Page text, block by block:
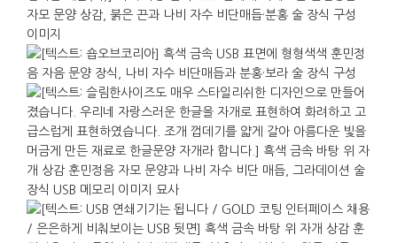
USB로서의 기능도 충분합니다. 자료 파일, 발표 문서,
사진과 영상 등을 손쉽게 전달할 수 있으며, 크기가
작아 휴대가 간편하고 책상 위에 두어도 장식처럼
보입니다. 국제 행사의 웰컴기프트, 기관 방문 기념품,
해외 거래처 답례품 등 격식이 필요한 상황에
어울리며, 외국인 지인에게 부담 없으면서도 의미 있는
선물이 될 수 있습니다. 자개의 광택, 훈민자음 문양,
전통 매듭이 만드는 한국적 요소를 담담하게 담아낸
구성으로, 실용과 기념의 목적을 함께 정리하였습니다.
단체 수량이 필요한 경우 별도 문의를 통해 포장, 맞춤